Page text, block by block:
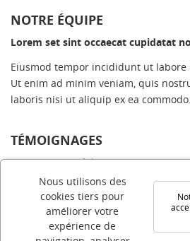
NOTRE ÉQUIPE
Lorem set sint occaecat cupidatat
Eiusmod tempor incididunt ut labore
Ut enim ad minim veniam, quis
laboris nisi ut aliquip ex ea commodo.
TÉMOIGNAGES
“Lorem ipsum dolor sit amet conse
do eiusmod tempor incididunt ut
aliqua. Ut enim ad minim.
Lorem ipsum dolor sit
Excepteur sint occaecat cupidatat
Nous utilisons des
cookies tiers pour
améliorer votre
expérience de